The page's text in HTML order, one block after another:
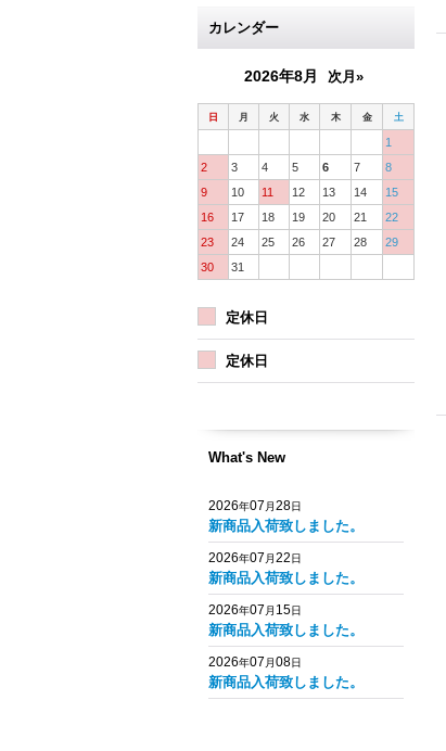
カレンダー
2026年8月 次月»
日 月 火 水 木 金 土
1
2
3 4 5 6 7
8
9
10 11 12 13 14
15
16
17 18 19 20 21
22
23
24 25 26 27 28
29
30
31
定休日
定休日
What's New
2026年07 月28日
新商品入荷致しました。
2026年07 月22日
新商品入荷致しました。
2026年07 月 15日
新商品入荷致しました。
2026年07 月08日
新商品入荷致しました。